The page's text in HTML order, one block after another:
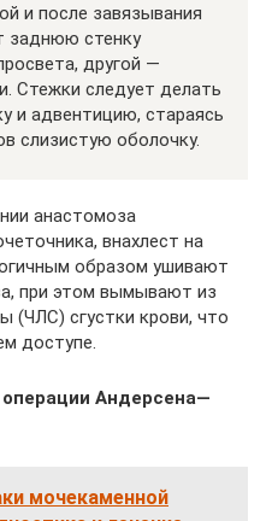
и после завязывания
заднюю стенку
другой —
Стежки следует делать
и адвентицию, стараясь
слизистую оболочку.
анастомоза
внахлест на
образом ушивают
при этом вымывают из
(ЧЛС) сгустки крови, что
доступе.
операции Андерсена—
мочекаменной